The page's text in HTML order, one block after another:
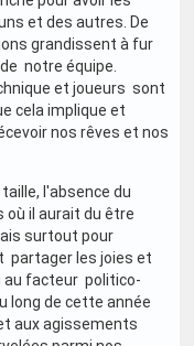
et des autres. De
grandissent à fur
notre équipe.
et joueurs sont
cela implique et
nos rêves et nos
l'absence du
il aurait du être
surtout pour
partager les joies et
au facteur politico-
long de cette année
aux agissements